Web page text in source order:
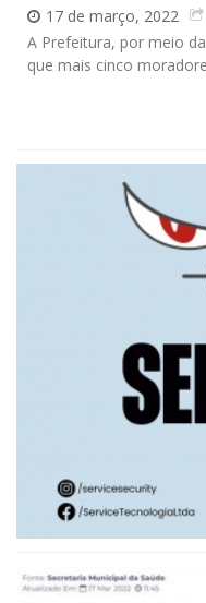
17 de março, 2022
A Prefeitura, por meio
que mais cinco